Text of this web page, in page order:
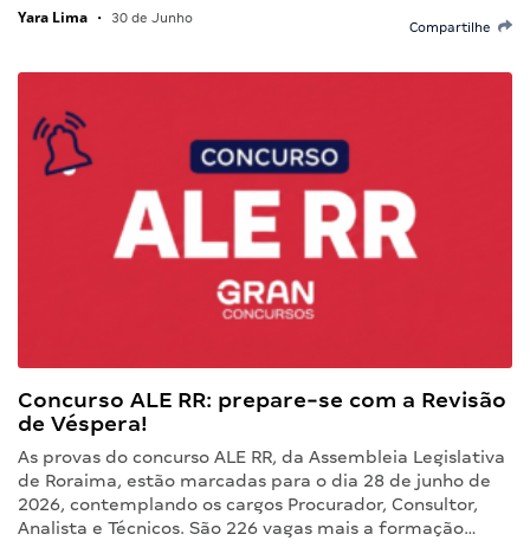
Yara Lima • 30 de Junho
Compartilhe
Concurso ALE RR: prepare-se com a Revisão
de Véspera!
As provas do concurso ALE RR, da Assembleia Legislativa
de Roraima, estão marcadas para o dia 28 de junho de
2026, contemplando os cargos Procurador, Consultor,
Analista e Técnicos. São 226 vagas mais a formação…